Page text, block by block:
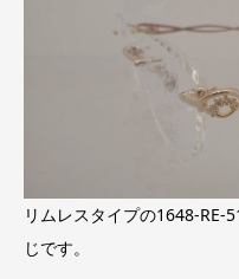
リムレスタイプの1648-RE-
じです。